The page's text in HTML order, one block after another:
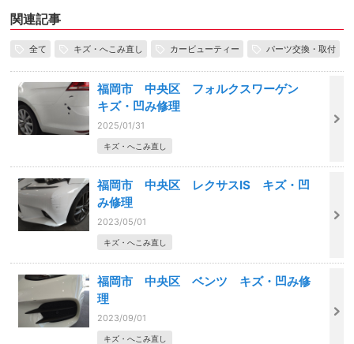
関連記事
全て キズ・へこみ直し カービューティー パーツ交換・取付
福岡市 中央区 フォルクスワーゲン
キズ・凹み修理
2025/01/31
キズ・へこみ直し
福岡市 中央区 レクサスIS キズ・凹
み修理
2023/05/01
キズ・へこみ直し
福岡市 中央区 ベンツ キズ・凹み修
理
2023/09/01
キズ・へこみ直し